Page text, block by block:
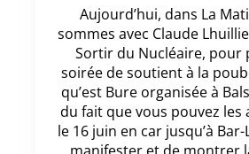
Aujourd’hui, dans La
sommes avec Claude
Sortir du Nucléaire, pour
soirée de soutient à la
qu’est Bure organisée à
du fait que vous pouvez les
le 16 juin en car jusqu’à